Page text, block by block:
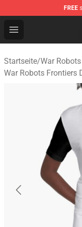
FREE
Open menu
War Robots
Startseite/War
War Robots Frontiers